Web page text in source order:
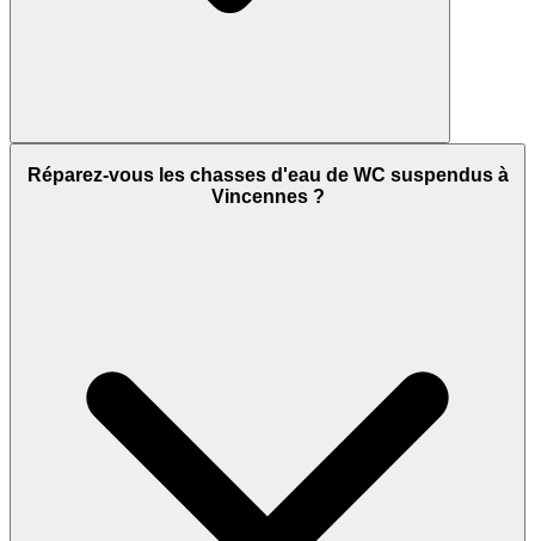
Réparez-vous les chasses d'eau de WC suspendus à
Vincennes ?